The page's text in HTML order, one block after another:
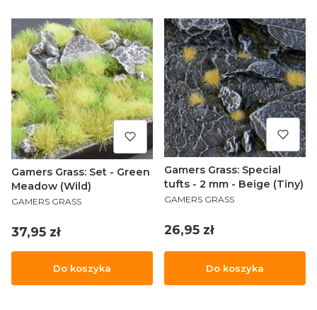
Gamers Grass: Set - Green
Meadow (Wild)
PRODUCENT
GAMERS GRASS
Cena
37,95 zł
Do koszyka
Gamers Grass: Special
tufts - 2 mm - Beige (Tiny)
PRODUCENT
GAMERS GRASS
Cena
26,95 zł
Do koszyka